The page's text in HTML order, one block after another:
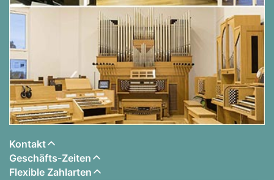
Yamaha CLP-845
Yamaha CLP-835
Yamaha CLP-825
Yamaha NU1XA
Yamaha CSP-255
Yamaha CSP-275
Kontakt
Geschäfts-Zeiten
Flexible Zahlarten